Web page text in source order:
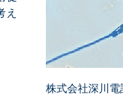
え
株式会社深川